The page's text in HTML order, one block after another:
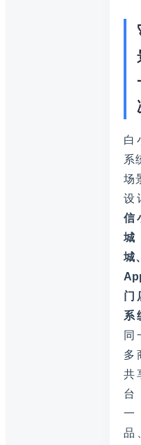
白
系
场
设
信
城
城
门
系
同
多
共
台
品